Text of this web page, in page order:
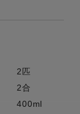
2匹
2合
400ml